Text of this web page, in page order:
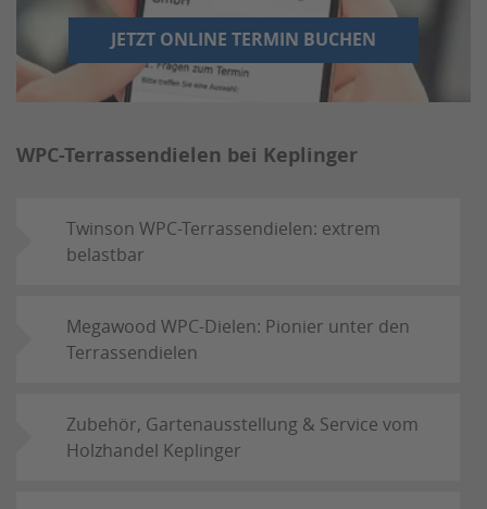
JETZT ONLINE TERMIN BUCHEN
WPC-Terrassendielen bei Keplinger
Twinson WPC-Terrassendielen: extrem
belastbar
Megawood WPC-Dielen: Pionier unter den
Terrassendielen
Zubehör, Gartenausstellung & Service vom
Holzhandel Keplinger